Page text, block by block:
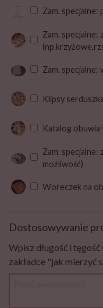
Zam. specjalne:
Zam. specjalne:
Zam.
Klipsy
Katalog obuwia
Zam. specjalne:
możliwość)
Woreczek na
Dostosowywanie
Wpisz długość i
zakładce "jak mierzyć